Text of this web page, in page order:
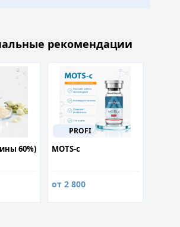
рекомендации
60%)
PROFI
MOTS-c
от 2 800